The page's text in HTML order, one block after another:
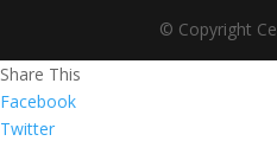
© Copyright
Share This
Facebook
Twitter